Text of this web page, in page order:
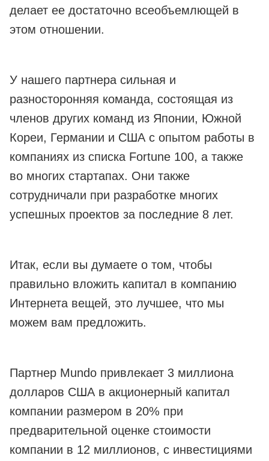
делает ее достаточно всеобъемлющей в
этом отношении.
У нашего партнера сильная и
разносторонняя команда, состоящая из
членов других команд из Японии, Южной
Кореи, Германии и США с опытом работы в
компаниях из списка Fortune 100, а также
во многих стартапах. Они также
сотрудничали при разработке многих
успешных проектов за последние 8 лет.
Итак, если вы думаете о том, чтобы
правильно вложить капитал в компанию
Интернета вещей, это лучшее, что мы
можем вам предложить.
Партнер Mundo привлекает 3 миллиона
долларов США в акционерный капитал
компании размером в 20% при
предварительной оценке стоимости
компании в 12 миллионов, с инвестициями